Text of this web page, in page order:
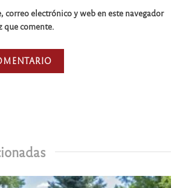
correo electrónico y web en este navegador
que comente.